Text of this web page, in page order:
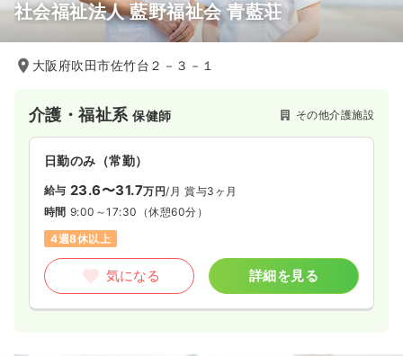
社会福祉法人 藍野福祉会 青藍荘
大阪府吹田市佐竹台２－３－１
介護・福祉系保健師 その他介護施設
日勤のみ（常勤）
給与 23.6〜31.7万円/月 賞与3ヶ月
時間 9:00～17:30 （休憩60分）
4週8休以上
気になる 詳細を見る